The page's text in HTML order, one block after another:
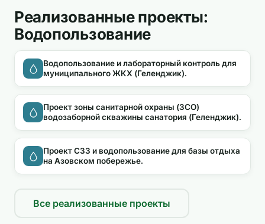
Реализованные проекты:
Водопользование
Водопользование и лабораторный контроль для
муниципального ЖКХ (Геленджик).
Проект зоны санитарной охраны (ЗСО)
водозаборной скважины санатория (Геленджик).
Проект СЗЗ и водопользование для базы отдыха
на Азовском побережье.
Все реализованные проекты